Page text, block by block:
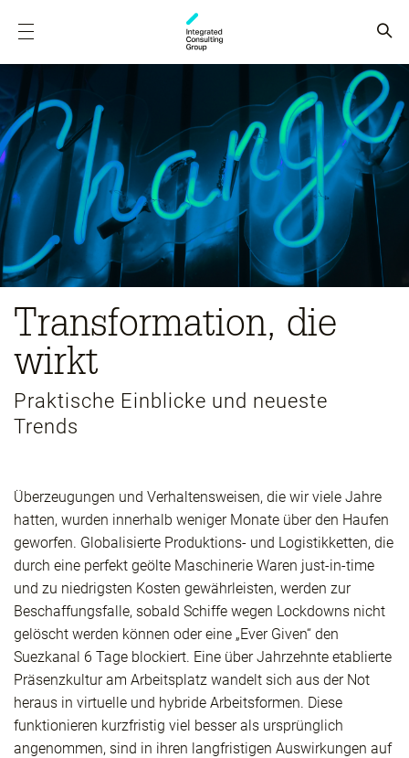
Transformation, die
wirkt
Praktische Einblicke und neueste
Trends
Überzeugungen und Verhaltensweisen, die wir viele Jahre
hatten, wurden innerhalb weniger Monate über den Haufen
geworfen. Globalisierte Produktions- und Logistikketten, die
durch eine perfekt geölte Maschinerie Waren just-in-time
und zu niedrigsten Kosten gewährleisten, werden zur
Beschaffungsfalle, sobald Schiffe wegen Lockdowns nicht
gelöscht werden können oder eine „Ever Given“ den
Suezkanal 6 Tage blockiert. Eine über Jahrzehnte etablierte
Präsenzkultur am Arbeitsplatz wandelt sich aus der Not
heraus in virtuelle und hybride Arbeitsformen. Diese
funktionieren kurzfristig viel besser als ursprünglich
angenommen, sind in ihren langfristigen Auswirkungen auf